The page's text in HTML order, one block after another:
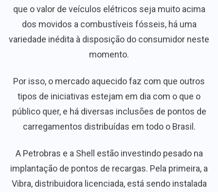
que o valor de veículos elétricos seja muito acima
dos movidos a combustíveis fósseis, há uma
variedade inédita à disposição do consumidor neste
momento.
Por isso, o mercado aquecido faz com que outros
tipos de iniciativas estejam em dia com o que o
público quer, e há diversas inclusões de pontos de
carregamentos distribuídas em todo o Brasil.
A Petrobras e a Shell estão investindo pesado na
implantação de pontos de recargas. Pela primeira, a
Vibra, distribuidora licenciada, está sendo instalada